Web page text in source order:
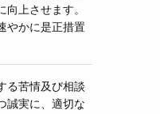
向上させます。
やかに是正措置
る苦情及び相談
誠実に、適切な